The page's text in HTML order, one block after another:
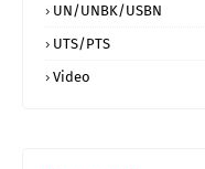
UN/UNBK/USBN
UTS/PTS
Video